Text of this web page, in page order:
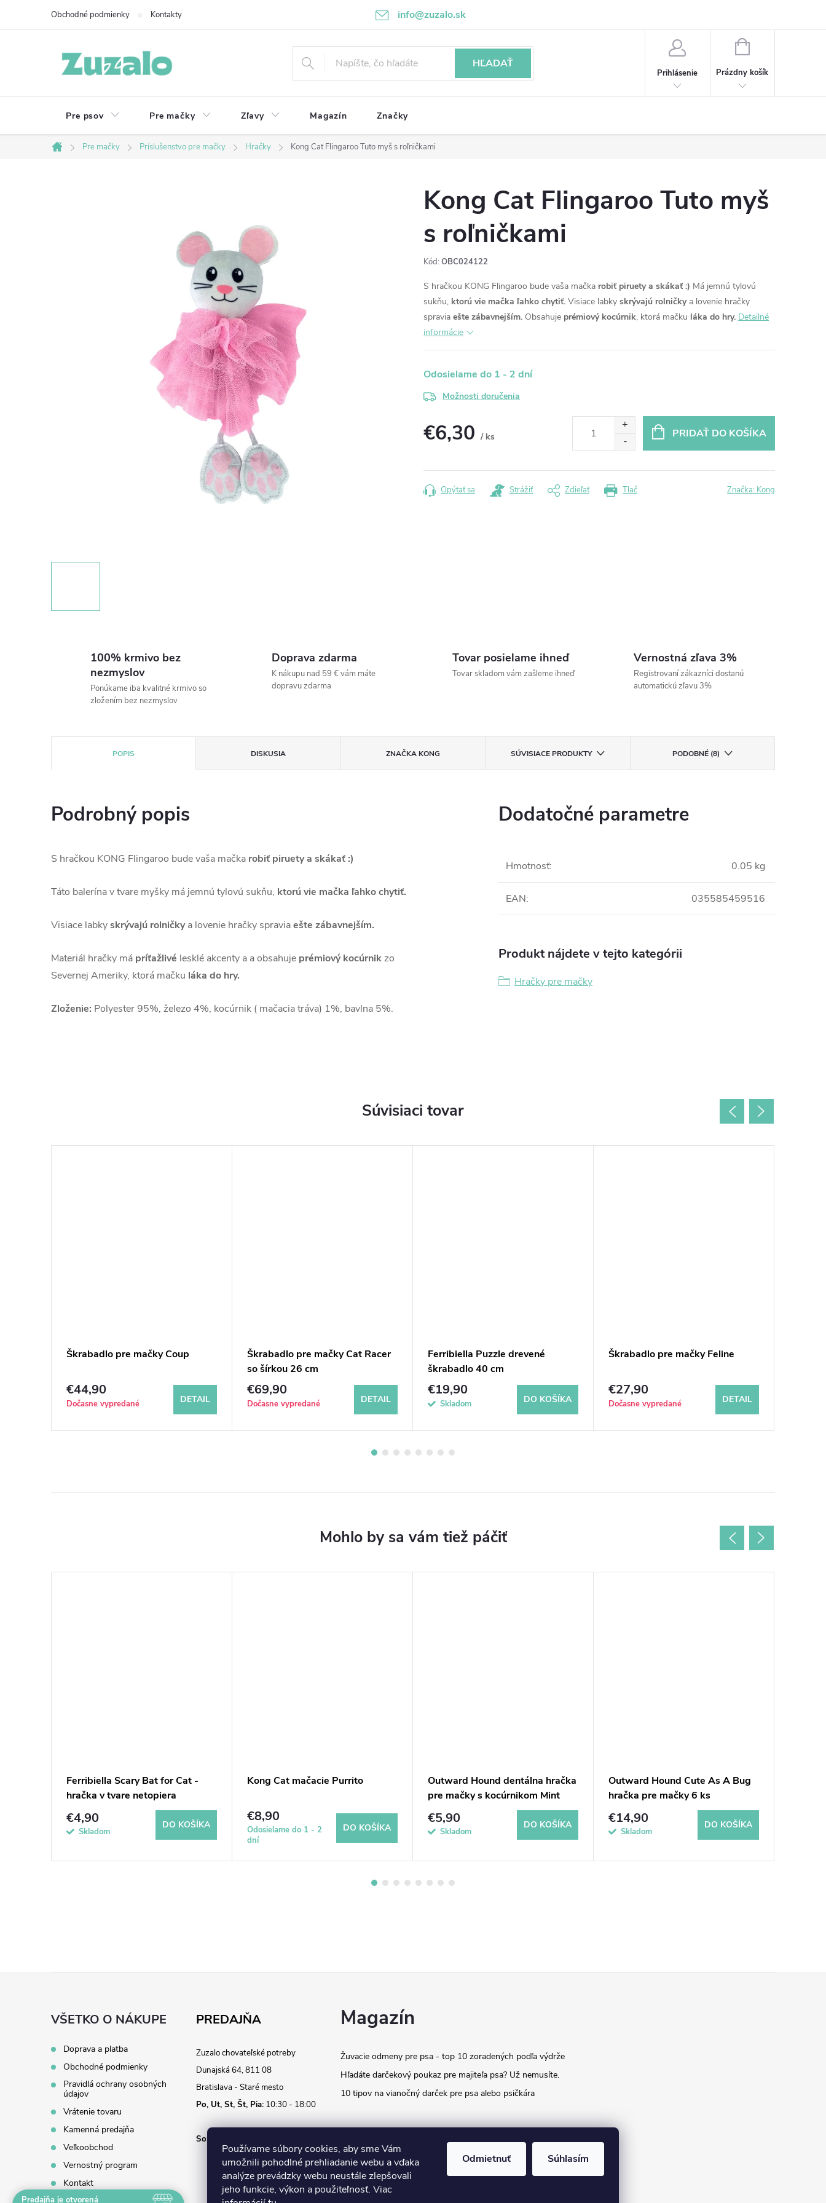
Používame súbory cookies, aby sme Vám
umožnili pohodlné prehliadanie webu a vďaka
analýze prevádzky webu neustále zlepšovali
jeho funkcie, výkon a použiteľnosť. Viac
Odmietnuť Súhlasím
info@zuzalo.sk
Obchodné podmienky Kontakty
HĽADAŤ
Prihlásenie
NÁKUPNÝ
Prázdny košík
Pre psov Pre mačky Zľavy Magazín Značky
Domov
Pre mačky Príslušenstvo pre mačky Hračky Kong Cat Flingaroo Tuto myš s roľničkami
Kong Cat Flingaroo Tuto myš
s roľničkami
Kód: OBC024122
S hračkou KONG Flingaroo bude vaša mačka robiť piruety a skákať :) Má jemnú tylovú
sukňu, ktorú vie mačka ľahko chytiť. Visiace labky skrývajú rolničkya lovenie hračky
spravia ešte zábavnejším. Obsahuje prémiový kocúrnik, ktorá mačku láka do hry. Detailné
informácie
Odosielame do 1 - 2 dní
Možnosti doručenia
€6,30 / ks
PRIDAŤ DO KOŠÍKA
Tlač
Opýtať sa Strážiť Zdieľať Značka: Kong
100% krmivo bez
nezmyslov
Ponúkame iba kvalitné krmivo so
zložením bez nezmyslov
Doprava zdarma
K nákupu nad 59 € vám máte
dopravu zdarma
Tovar posielame ihneď
Tovar skladom vám zašleme ihneď
Vernostná zľava 3%
Registrovaní zákazníci dostanú
automatickú zľavu 3%
POPIS DISKUSIA ZNAČKA KONG SÚVISIACE PRODUKTY PODOBNÉ (8)
Podrobný popis
S hračkou KONG Flingaroo bude vaša mačka robiť piruety a skákať :)
Táto balerína v tvare myšky má jemnú tylovú sukňu, ktorú vie mačka ľahko chytiť.
Visiace labkyskrývajú rolničkya lovenie hračky spraviaešte zábavnejším.
Materiál hračky má príťažlivé lesklé akcenty a a obsahuje prémiový kocúrnikzo
Severnej Ameriky, ktorá mačku láka do hry.
Zloženie: Polyester 95%, železo 4%, kocúrnik ( mačacia tráva) 1%, bavlna 5%.
Dodatočné parametre
Hmotnosť: 0.05 kg
EAN: 035585459516
Produkt nájdete v tejto kategórii
Hračky pre mačky
Súvisiaci tovar
Škrabadlo pre mačky Coup
€44,90
Dočasne vypredané DETAIL
Škrabadlo pre mačky Cat Racer
so šírkou 26 cm
€69,90
Dočasne vypredané DETAIL
Ferribiella Puzzle drevené
škrabadlo 40 cm
€19,90
Skladom DO KOŠÍKA
Škrabadlo pre mačky Feline
€27,90
Dočasne vypredané DETAIL
Ferribiella Scary Bat for Cat -
hračka v tvare netopiera
€4,90
Skladom
DO KOŠÍKA
Kong Cat mačacie Purrito
€8,90
Odosielame do 1 - 2
dní
DO KOŠÍKA
Outward Hound dentálna hračka
pre mačky s kocúrnikom Mint
Stick
€5,90
Skladom
DO KOŠÍKA
Outward Hound Cute As A Bug
hračka pre mačky 6 ks
€14,90
Skladom
DO KOŠÍKA
VŠETKO O NÁKUPE
Doprava a platba
Obchodné podmienky
Pravidlá ochrany osobných
údajov
Vrátenie tovaru
Kamenná predajňa
Veľkoobchod
Vernostný program
Kontakt
PREDAJŇA
Zuzalo chovateľské potreby
Dunajská 64, 811 08
Bratislava - Staré mesto
Po, Ut, St, Št, Pia:10:30 - 18:00
So:
Magazín
Žuvacie odmeny pre psa - top 10 zoradených podľa výdrže
Hľadáte darčekový poukaz pre majiteľa psa? Už nemusíte.
10 tipov na vianočný darček pre psa alebo psičkára
Predajňa je otvorená